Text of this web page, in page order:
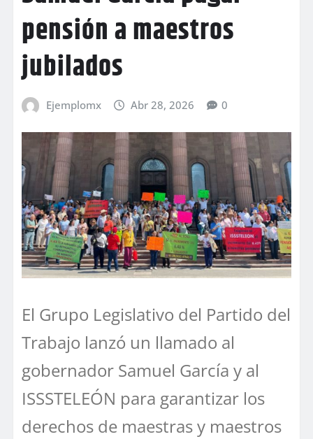
pensión a maestros
jubilados
Ejemplomx Abr 28, 2026 0
El Grupo Legislativo del Partido del
Trabajo lanzó un llamado al
gobernador Samuel García y al
ISSSTELEÓN para garantizar los
derechos de maestras y maestros